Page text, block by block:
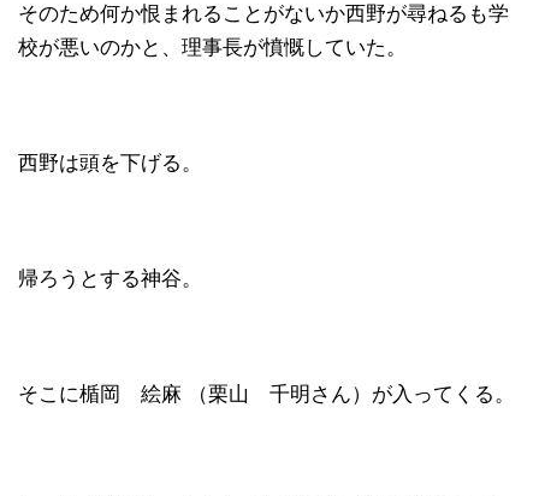
そのため何か恨まれることがないか西野が尋ねるも学
校が悪いのかと、理事長が憤慨していた。
西野は頭を下げる。
帰ろうとする神谷。
そこに楯岡 絵麻 （栗山 千明さん）が入ってくる。